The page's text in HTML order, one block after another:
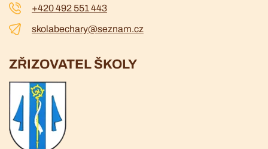
+420 492 551 443
skolabechary@seznam.cz
ZŘIZOVATEL ŠKOLY